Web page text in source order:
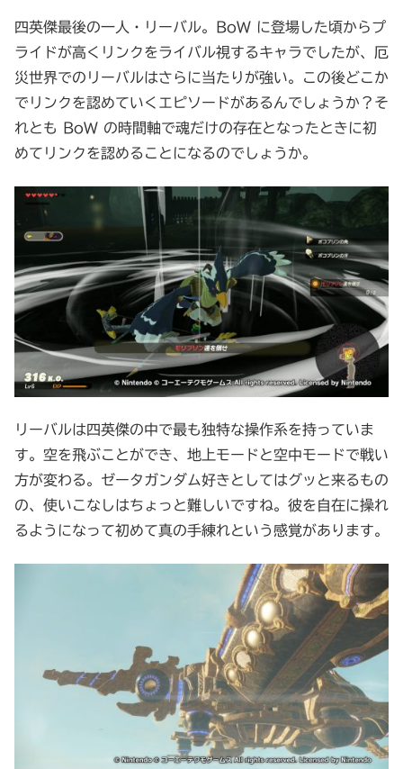
四英傑最後の一人・リーバル。BoW に登場した頃からプ
ライドが高くリンクをライバル視するキャラでしたが、厄
災世界でのリーバルはさらに当たりが強い。この後どこか
でリンクを認めていくエピソードがあるんでしょうか？そ
れとも BoW の時間軸で魂だけの存在となったときに初
めてリンクを認めることになるのでしょうか。
リーバルは四英傑の中で最も独特な操作系を持っていま
す。空を飛ぶことができ、地上モードと空中モードで戦い
方が変わる。ゼータガンダム好きとしてはグッと来るもの
の、使いこなしはちょっと難しいですね。彼を自在に操れ
るようになって初めて真の手練れという感覚があります。